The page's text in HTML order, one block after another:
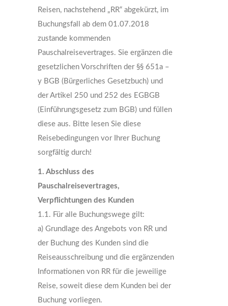
Reisen, nachstehend „RR“ abgekürzt, im
Buchungsfall ab dem 01.07.2018
zustande kommenden
Pauschalreisevertrages. Sie ergänzen die
gesetzlichen Vorschriften der §§ 651a –
y BGB (Bürgerliches Gesetzbuch) und
der Artikel 250 und 252 des EGBGB
(Einführungsgesetz zum BGB) und füllen
diese aus. Bitte lesen Sie diese
Reisebedingungen vor Ihrer Buchung
sorgfältig durch!
1. Abschluss des
Pauschalreisevertrages,
Verpflichtungen des Kunden
1.1. Für alle Buchungswege gilt:
a) Grundlage des Angebots von RR und
der Buchung des Kunden sind die
Reiseausschreibung und die ergänzenden
Informationen von RR für die jeweilige
Reise, soweit diese dem Kunden bei der
Buchung vorliegen.